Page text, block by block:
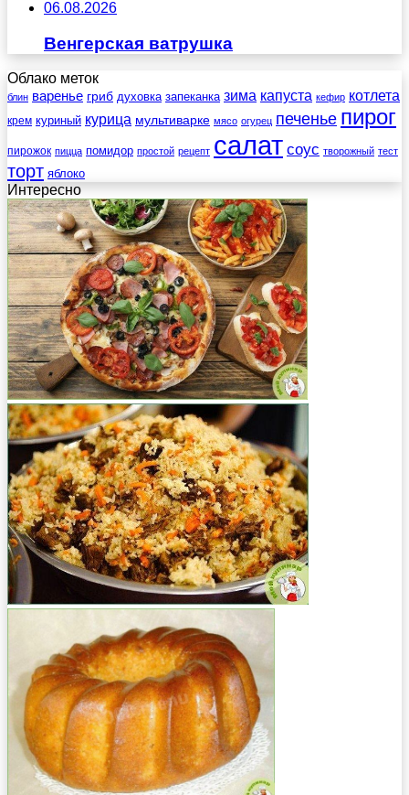
06.08.2026
Венгерская ватрушка
Облако меток
блин варенье гриб духовка запеканка зима капуста кефир котлета
крем куриный курица мультиварке мясо огурец печенье пирог
пирожок пицца помидор простой рецепт салат соус творожный тест
торт яблоко
Интересно